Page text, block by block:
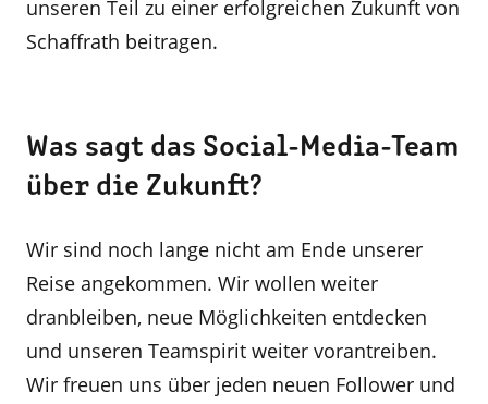
unseren Teil zu einer erfolgreichen Zukunft von
Schaffrath beitragen.
Was sagt das Social-Media-Team
über die Zukunft?
Wir sind noch lange nicht am Ende unserer
Reise angekommen. Wir wollen weiter
dranbleiben, neue Möglichkeiten entdecken
und unseren Teamspirit weiter vorantreiben.
Wir freuen uns über jeden neuen Follower und